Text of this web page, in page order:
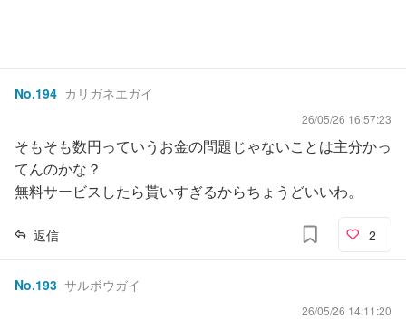
No.194 カリガネエガイ
26/05/26 16:57:23
そもそも数円っていうお金の問題じゃないことは主分かっ
てんのかな？
無料サービスしたら貰いすぎるからちょうどいいわ。
返信 2
No.193 サルボウガイ
26/05/26 14:11:20